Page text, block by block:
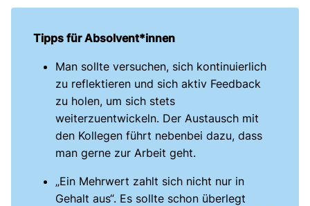
Tipps für Absolvent*innen
Man sollte versuchen, sich kontinuierlich
zu reflektieren und sich aktiv Feedback
zu holen, um sich stets
weiterzuentwickeln. Der Austausch mit
den Kollegen führt nebenbei dazu, dass
man gerne zur Arbeit geht.
„Ein Mehrwert zahlt sich nicht nur in
Gehalt aus“. Es sollte schon überlegt